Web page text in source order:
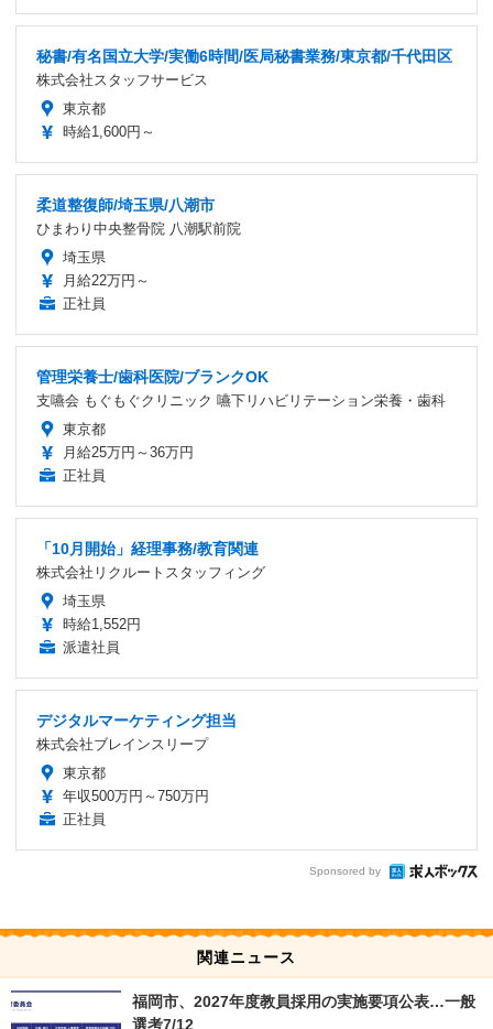
秘書/有名国立大学/実働6時間/医局秘書業務/東京都/千代田区
株式会社スタッフサービス
東京都
時給1,600円～
柔道整復師/埼玉県/八潮市
ひまわり中央整骨院 八潮駅前院
埼玉県
月給22万円～
正社員
管理栄養士/歯科医院/ブランクOK
支嚥会 もぐもぐクリニック 嚥下リハビリテーション栄養・歯科
東京都
月給25万円～36万円
正社員
「10月開始」経理事務/教育関連
株式会社リクルートスタッフィング
埼玉県
時給1,552円
派遣社員
デジタルマーケティング担当
株式会社ブレインスリープ
東京都
年収500万円～750万円
正社員
Sponsored by
関連ニュース
福岡市、2027年度教員採用の実施要項公表…一般
選考7/12